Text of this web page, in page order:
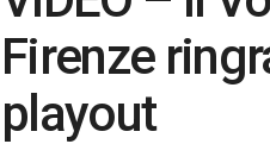
Firenze
playout